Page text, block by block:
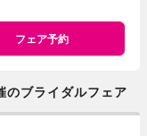
フェア予約
ブライダルフェア